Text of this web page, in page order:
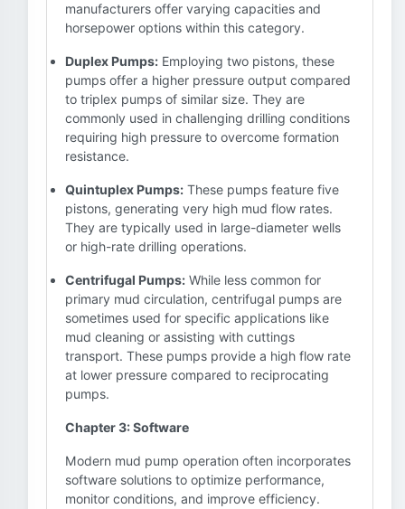
manufacturers offer varying capacities and
horsepower options within this category.
Duplex Pumps: Employing two pistons, these
pumps offer a higher pressure output compared
to triplex pumps of similar size. They are
commonly used in challenging drilling conditions
requiring high pressure to overcome formation
resistance.
Quintuplex Pumps: These pumps feature five
pistons, generating very high mud flow rates.
They are typically used in large-diameter wells
or high-rate drilling operations.
Centrifugal Pumps: While less common for
primary mud circulation, centrifugal pumps are
sometimes used for specific applications like
mud cleaning or assisting with cuttings
transport. These pumps provide a high flow rate
at lower pressure compared to reciprocating
pumps.
Chapter 3: Software
Modern mud pump operation often incorporates
software solutions to optimize performance,
monitor conditions, and improve efficiency.